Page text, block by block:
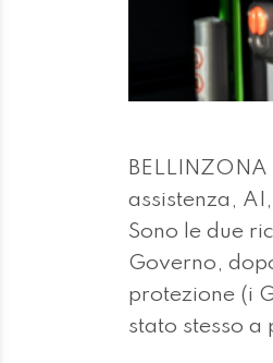
assistenza,
Sono le due
Governo,
protezione (i
stato stesso a